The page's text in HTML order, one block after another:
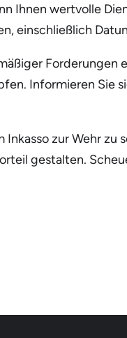
Ihnen wertvolle
einschließlich
Forderungen
Informieren Sie
zur Wehr
gestalten.